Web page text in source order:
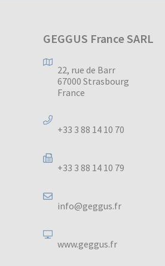
GEGGUS France SARL
22, rue de Barr
67000 Strasbourg
France
+33 3 88 14 10 70
+33 3 88 14 10 79
info@geggus.fr
www.geggus.fr